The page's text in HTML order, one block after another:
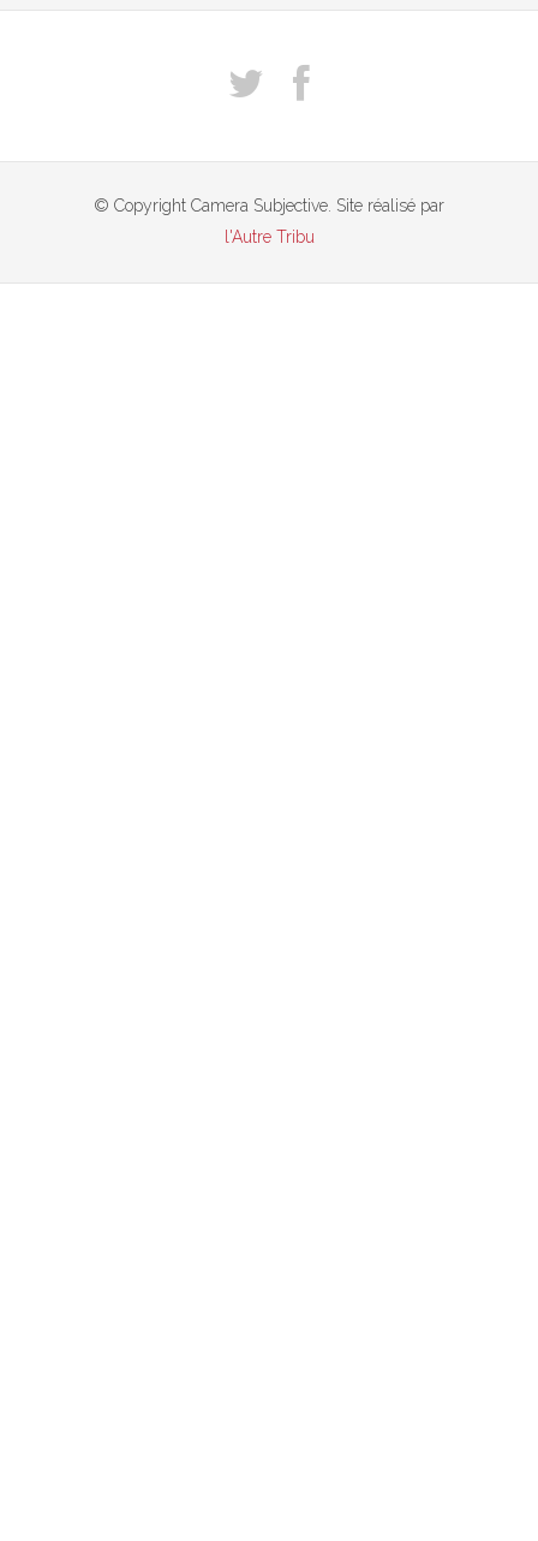
© Copyright Camera Subjective. Site réalisé par
l'Autre Tribu